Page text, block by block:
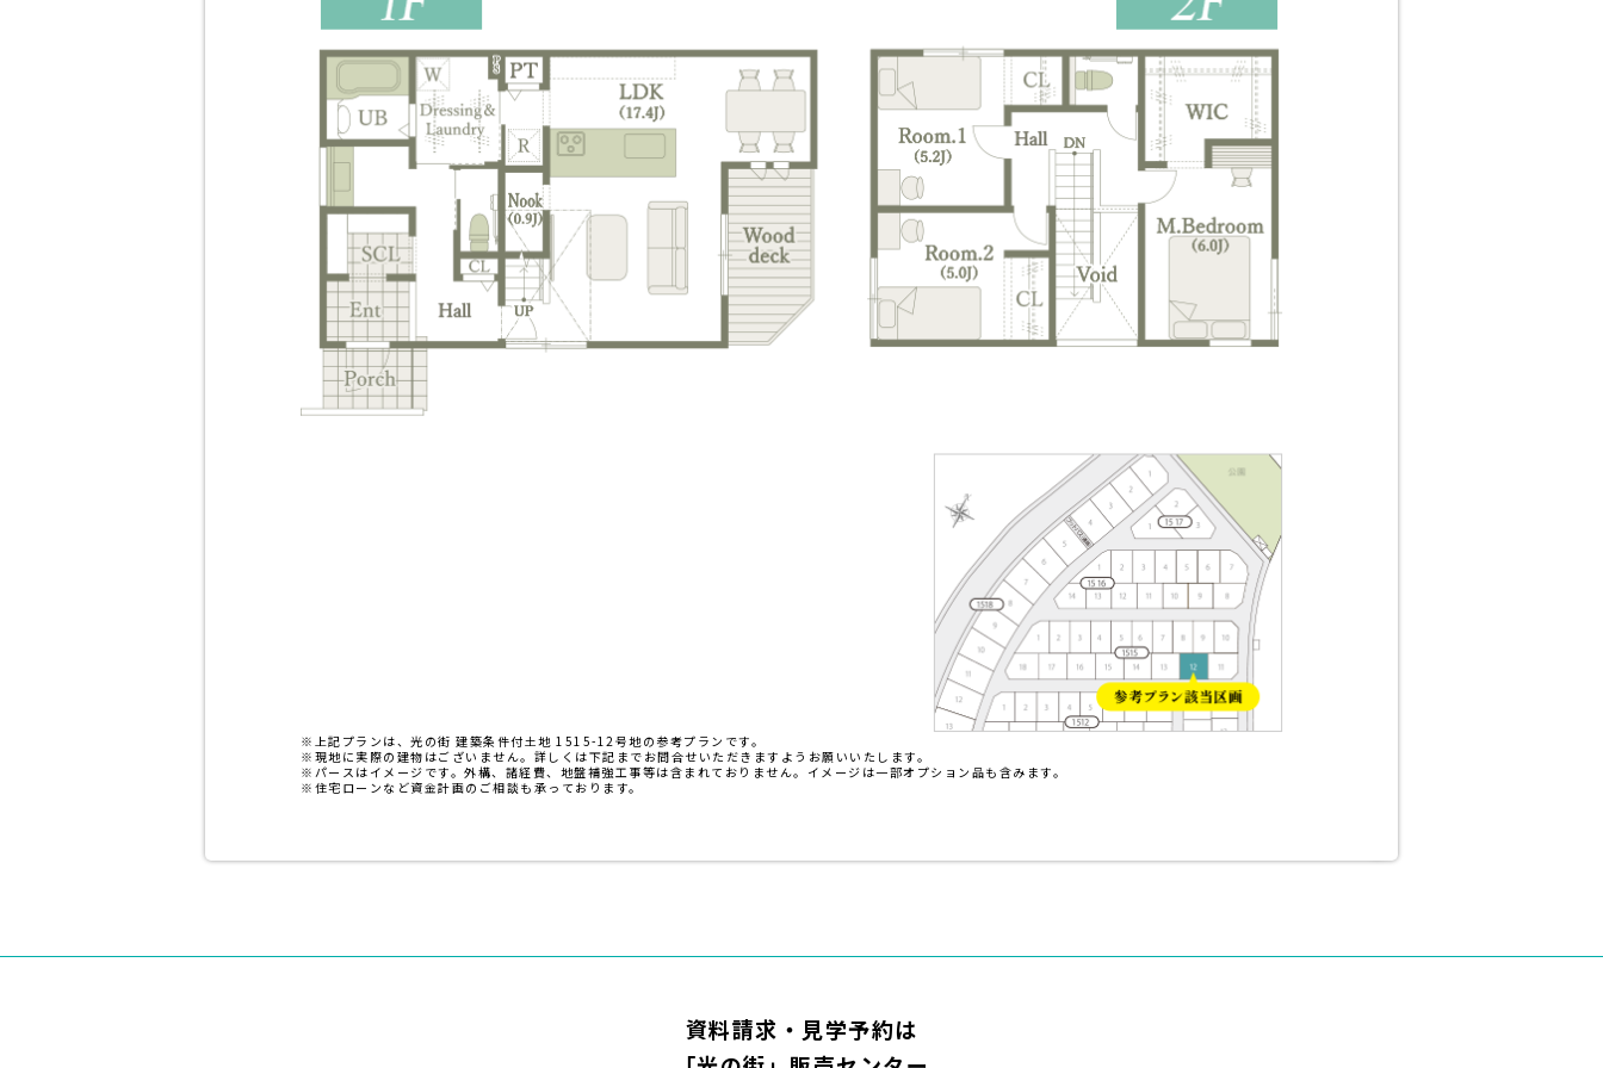
※上記プランは、光の街 建築条件付土地 1515-12号地の参考プランです。
※現地に実際の建物はございません。詳しくは下記までお問合せいただきますようお願いいたします。
※パースはイメージです。外構、諸経費、地盤補強工事等は含まれておりません。イメージは一部オプション品も含みます。
※住宅ローンなど資金計画のご相談も承っております。
資料請求・見学予約は